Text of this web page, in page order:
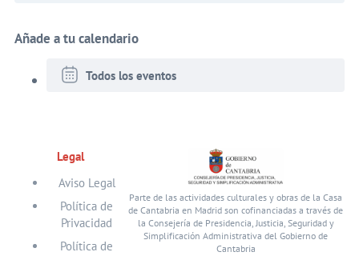
Añade a tu calendario
Todos los eventos
Legal
Aviso Legal
Política de
Privacidad
Política de
Parte de las actividades culturales y obras de la Casa
de Cantabria en Madrid son cofinanciadas a través de
la Consejería de Presidencia, Justicia, Seguridad y
Simplificación Administrativa del Gobierno de
Cantabria